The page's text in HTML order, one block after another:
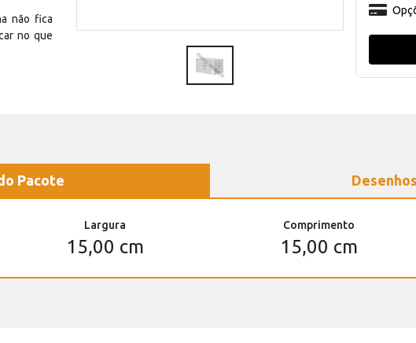
não fica
no que
Pacote
Largura
15,00 cm
Comprimento
15,00 cm